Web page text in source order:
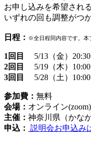
お申し込みを希望され
いずれの回も調整がつ
日程： ※全日程同内容です。本
1回目
5/13（金）20:30
2回目
5/19（木）10:00
3回目
5/28（土）10:00
参加費： 無料
会場： オンライン(zoom)
主催： 神奈川県（かな
申込： 説明会お申込み